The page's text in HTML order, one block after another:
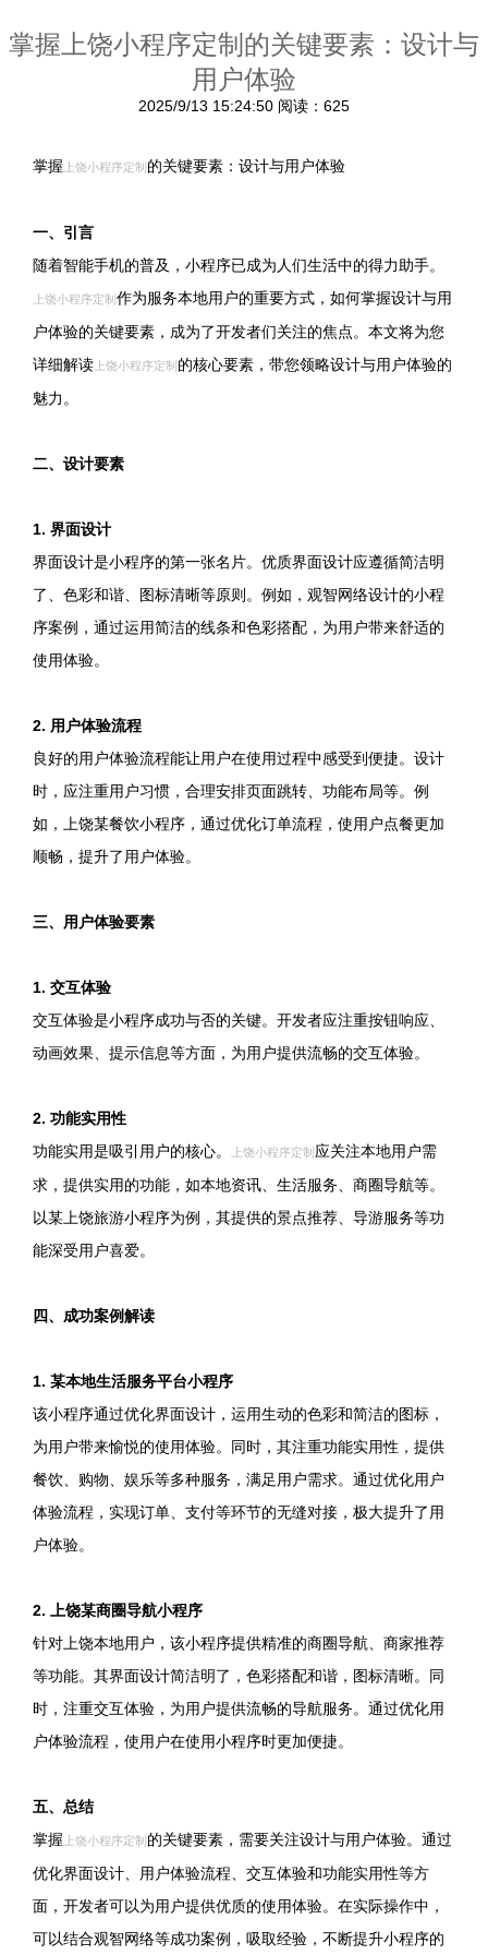
掌握上饶小程序定制的关键要素：设计与
用户体验
2025/9/13 15:24:50 阅读：625
掌握 上饶小程序定制 的关键要素：设计与用户体验
一、引言
随着智能手机的普及，小程序已成为人们生活中的得力助手。
上饶小程序定制 作为服务本地用户的重要方式，如何掌握设计与用
户体验的关键要素，成为了开发者们关注的焦点。本文将为您
详细解读 上饶小程序定制 的核心要素，带您领略设计与用户体验的
魅力。
二、设计要素
1. 界面设计
界面设计是小程序的第一张名片。优质界面设计应遵循简洁明
了、色彩和谐、图标清晰等原则。例如，观智网络设计的小程
序案例，通过运用简洁的线条和色彩搭配，为用户带来舒适的
使用体验。
2. 用户体验流程
良好的用户体验流程能让用户在使用过程中感受到便捷。设计
时，应注重用户习惯，合理安排页面跳转、功能布局等。例
如，上饶某餐饮小程序，通过优化订单流程，使用户点餐更加
顺畅，提升了用户体验。
三、用户体验要素
1. 交互体验
交互体验是小程序成功与否的关键。开发者应注重按钮响应、
动画效果、提示信息等方面，为用户提供流畅的交互体验。
2. 功能实用性
功能实用是吸引用户的核心。
上饶小程序定制 应关注本地用户需
求，提供实用的功能，如本地资讯、生活服务、商圈导航等。
以某上饶旅游小程序为例，其提供的景点推荐、导游服务等功
能深受用户喜爱。
四、成功案例解读
1. 某本地生活服务平台小程序
该小程序通过优化界面设计，运用生动的色彩和简洁的图标，
为用户带来愉悦的使用体验。同时，其注重功能实用性，提供
餐饮、购物、娱乐等多种服务，满足用户需求。通过优化用户
体验流程，实现订单、支付等环节的无缝对接，极大提升了用
户体验。
2. 上饶某商圈导航小程序
针对上饶本地用户，该小程序提供精准的商圈导航、商家推荐
等功能。其界面设计简洁明了，色彩搭配和谐，图标清晰。同
时，注重交互体验，为用户提供流畅的导航服务。通过优化用
户体验流程，使用户在使用小程序时更加便捷。
五、总结
掌握 上饶小程序定制 的关键要素，需要关注设计与用户体验。通过
优化界面设计、用户体验流程、交互体验和功能实用性等方
面，开发者可以为用户提供优质的使用体验。在实际操作中，
可以结合观智网络等成功案例，吸取经验，不断提升小程序的